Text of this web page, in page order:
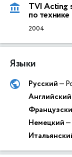
TVI Acting
по
2004
Языки
Русский—
Английский
Немецкий—